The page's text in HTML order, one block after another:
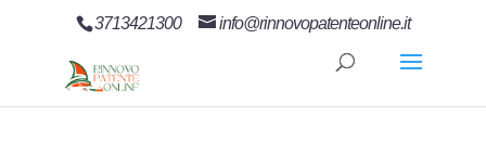
3713421300 info@rinnovopatenteonline.it